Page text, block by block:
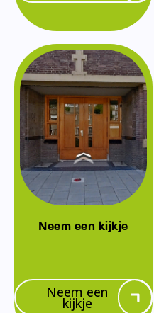
Neem een kijkje
Neem een
kijkje